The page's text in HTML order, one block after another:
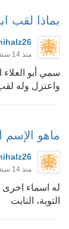
بماذا لقب
منذ 14 سنة
سمي أبو
واعتزل وله
ماهو الإسم
منذ 14 سنة
له اسماء اخرى
التوبة، النابت